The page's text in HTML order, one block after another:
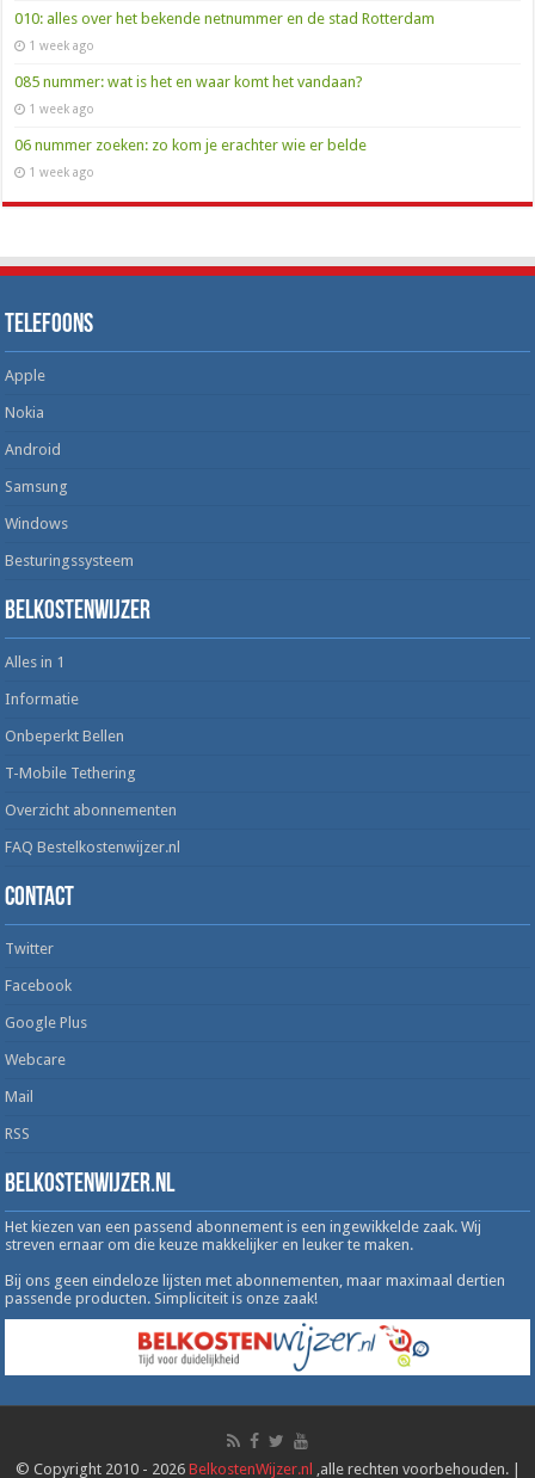
010: alles over het bekende netnummer en de stad Rotterdam
1 week ago
085 nummer: wat is het en waar komt het vandaan?
1 week ago
06 nummer zoeken: zo kom je erachter wie er belde
1 week ago
Telefoons
Apple
Nokia
Android
Samsung
Windows
Besturingssysteem
Belkostenwijzer
Alles in 1
Informatie
Onbeperkt Bellen
T-Mobile Tethering
Overzicht abonnementen
FAQ Bestelkostenwijzer.nl
Contact
Twitter
Facebook
Google Plus
Webcare
Mail
RSS
Belkostenwijzer.nl
Het kiezen van een passend abonnement is een ingewikkelde zaak. Wij
streven ernaar om die keuze makkelijker en leuker te maken.
Bij ons geen eindeloze lijsten met abonnementen, maar maximaal dertien
passende producten. Simpliciteit is onze zaak!
© Copyright 2010 - 2026 BelkostenWijzer.nl ,alle rechten voorbehouden. |